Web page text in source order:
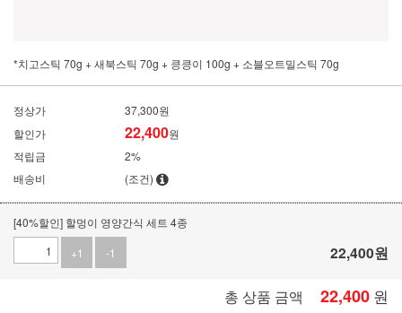
*치고스틱 70g + 새북스틱 70g + 킁킁이 100g + 소블오트밀스틱 70g
정상가
37,300원
할인가
22,400원
적립금
2%
배송비
(조건)
[40%할인] 할멍이 영양간식 세트 4종
+1
-1 22,400원
총 상품 금액 22,400 원